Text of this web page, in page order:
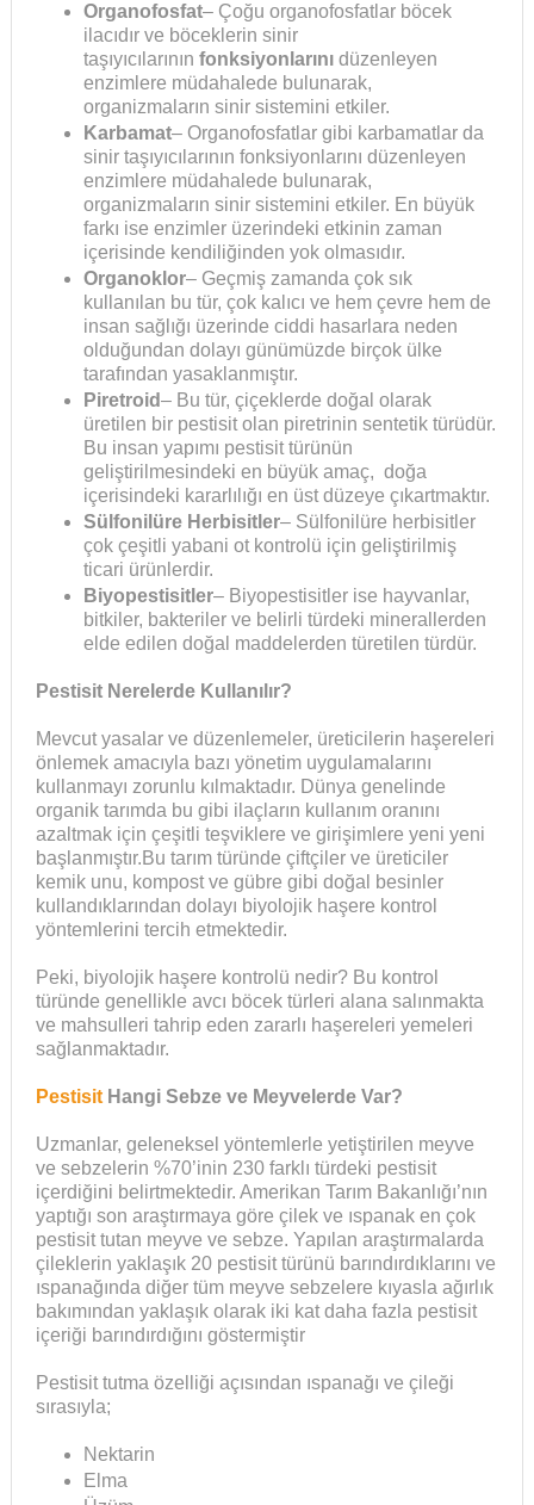
Organofosfat– Çoğu organofosfatlar böcek
ilacıdır ve böceklerin sinir
taşıyıcılarının fonksiyonlarınıdüzenleyen
enzimlere müdahalede bulunarak,
organizmaların sinir sistemini etkiler.
Karbamat– Organofosfatlar gibi karbamatlar da
sinir taşıyıcılarının fonksiyonlarını düzenleyen
enzimlere müdahalede bulunarak,
organizmaların sinir sistemini etkiler. En büyük
farkı ise enzimler üzerindeki etkinin zaman
içerisinde kendiliğinden yok olmasıdır.
Organoklor– Geçmiş zamanda çok sık
kullanılan bu tür, çok kalıcı ve hem çevre hem de
insan sağlığı üzerinde ciddi hasarlara neden
olduğundan dolayı günümüzde birçok ülke
tarafından yasaklanmıştır.
Piretroid– Bu tür, çiçeklerde doğal olarak
üretilen bir pestisit olan piretrinin sentetik türüdür.
Bu insan yapımı pestisit türünün
geliştirilmesindeki en büyük amaç, doğa
içerisindeki kararlılığı en üst düzeye çıkartmaktır.
Sülfonilüre Herbisitler– Sülfonilüre herbisitler
çok çeşitli yabani ot kontrolü için geliştirilmiş
ticari ürünlerdir.
Biyopestisitler– Biyopestisitler ise hayvanlar,
bitkiler, bakteriler ve belirli türdeki minerallerden
elde edilen doğal maddelerden türetilen türdür.
Pestisit Nerelerde Kullanılır?
Mevcut yasalar ve düzenlemeler, üreticilerin haşereleri
önlemek amacıyla bazı yönetim uygulamalarını
kullanmayı zorunlu kılmaktadır. Dünya genelinde
organik tarımda bu gibi ilaçların kullanım oranını
azaltmak için çeşitli teşviklere ve girişimlere yeni yeni
başlanmıştır.Bu tarım türünde çiftçiler ve üreticiler
kemik unu, kompost ve gübre gibi doğal besinler
kullandıklarından dolayı biyolojik haşere kontrol
yöntemlerini tercih etmektedir.
Peki, biyolojik haşere kontrolü nedir? Bu kontrol
türünde genellikle avcı böcek türleri alana salınmakta
ve mahsulleri tahrip eden zararlı haşereleri yemeleri
sağlanmaktadır.
PestisitHangi Sebze ve Meyvelerde Var?
Uzmanlar, geleneksel yöntemlerle yetiştirilen meyve
ve sebzelerin %70’inin 230 farklı türdeki pestisit
içerdiğini belirtmektedir. Amerikan Tarım Bakanlığı’nın
yaptığı son araştırmaya göre çilek ve ıspanak en çok
pestisit tutan meyve ve sebze. Yapılan araştırmalarda
çileklerin yaklaşık 20 pestisit türünü barındırdıklarını ve
ıspanağında diğer tüm meyve sebzelere kıyasla ağırlık
bakımından yaklaşık olarak iki kat daha fazla pestisit
içeriği barındırdığını göstermiştir
Pestisit tutma özelliği açısından ıspanağı ve çileği
sırasıyla;
Nektarin
Elma